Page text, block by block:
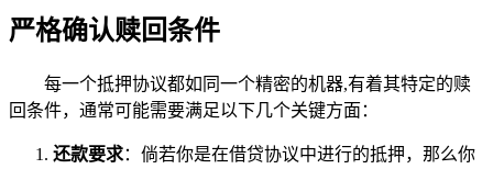
严格确认赎回条件
每一个抵押协议都如同一个精密的机器,有着其特定的赎
回条件，通常可能需要满足以下几个关键方面：
还款要求：倘若你是在借贷协议中进行的抵押，那么你